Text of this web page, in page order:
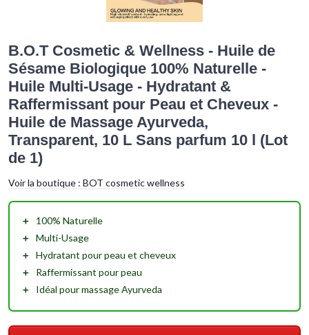
B.O.T Cosmetic & Wellness - Huile de
Sésame Biologique 100% Naturelle -
Huile Multi-Usage - Hydratant &
Raffermissant pour Peau et Cheveux -
Huile de Massage Ayurveda,
Transparent, 10 L Sans parfum 10 l (Lot
de 1)
Voir la boutique : BOT cosmetic wellness
＋
100% Naturelle
＋ Multi-Usage
＋ Hydratant pour peau et cheveux
＋
Raffermissant pour peau
＋
Idéal pour massage Ayurveda